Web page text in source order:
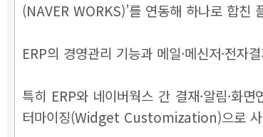
(NAVER WORKS)’를 연동해 하나로 합친
ERP의 경영관리 기능과 메일·메신저·전
특히 ERP와 네이버웍스 간 결재·알림·화
터마이징(Widget Customization)으로 사